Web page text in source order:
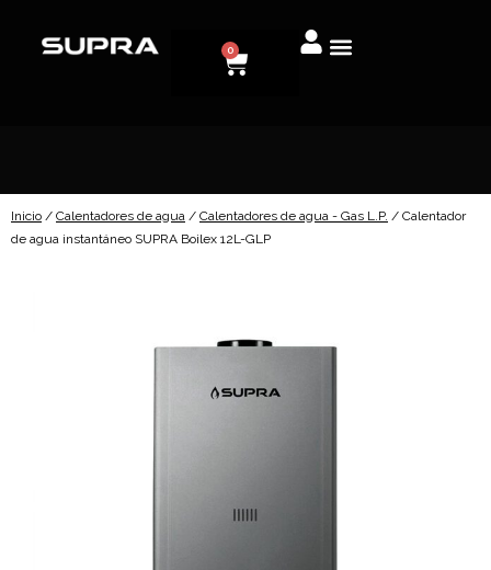
0
Inicio / Calentadores de agua / Calentadores de agua - Gas L.P. / Calentador
de agua instantáneo SUPRA Boilex 12L-GLP